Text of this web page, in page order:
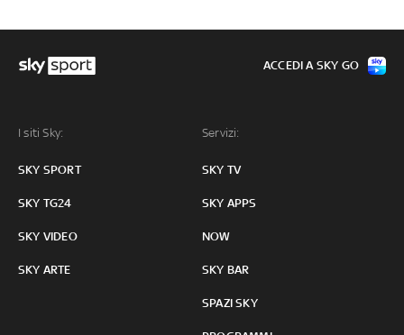
I siti Sky:
SKY SPORT
SKY TG24
SKY VIDEO
SKY ARTE
Servizi:
SKY TV
SKY APPS
NOW
SKY BAR
SPAZI SKY
ACCEDI A SKY GO